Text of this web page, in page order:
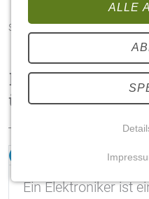
Startseite Der Elektroniker:
Der
über den Beruf
Was ist ein
Ein Elektroniker ist
ALLE
Notwendige Cookies